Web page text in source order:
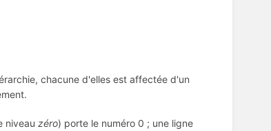
chacune d'elles est affectée d'un
niveau zéro) porte le numéro 0 ; une ligne